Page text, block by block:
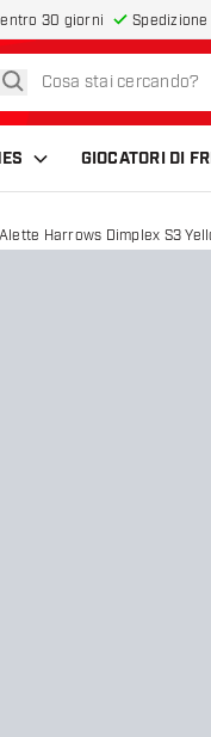
30 giorni
cerca
GIOCATORI DI
Alette Harrows Dimplex S3